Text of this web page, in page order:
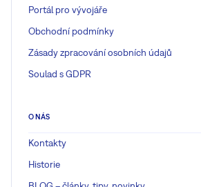
Portál pro vývojáře
Obchodní podmínky
Zásady zpracování osobních údajů
Soulad s GDPR
O NÁS
Kontakty
Historie